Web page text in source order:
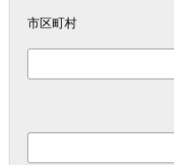
市区町村